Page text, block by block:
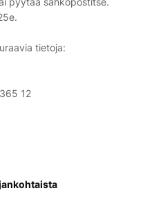
tietoja:
12